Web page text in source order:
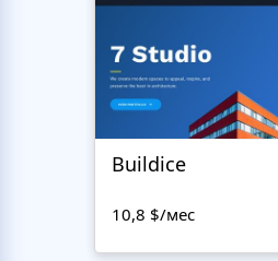
Buildice
10,8 $/мес